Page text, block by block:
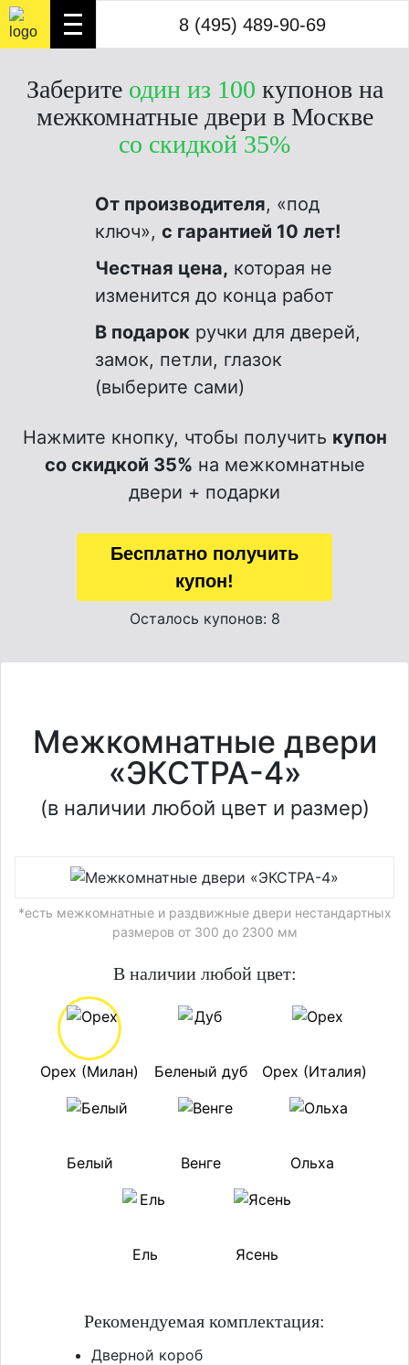
8 (495) 489-90-69
3
Заберите один из 100 купонов на
межкомнатные двери в Москве
со скидкой 35%
От производителя, «под
ключ», с гарантией 10 лет!
Честная цена, которая не
изменится до конца работ
В подарок ручки для дверей,
замок, петли, глазок
(выберите сами)
Нажмите кнопку, чтобы получить купон
со скидкой 35% на межкомнатные
двери + подарки
Бесплатно получить
купон!
Осталось купонов: 8
Межкомнатные двери
«ЭКСТРА-4»
(в наличии любой цвет и размер)
*есть межкомнатные и раздвижные двери нестандартных
размеров от 300 до 2300 мм
В наличии любой цвет:
Орех (Милан) Беленый дуб Орех (Италия)
Белый Венге Ольха
Ель Ясень
Рекомендуемая комплектация:
Дверной короб